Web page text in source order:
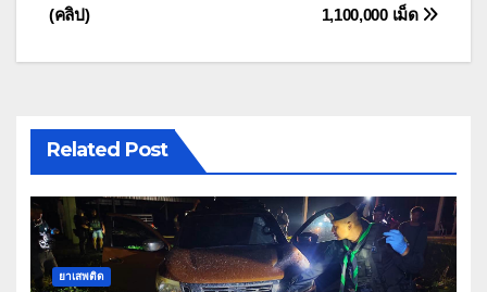
1,100,000 เม็ด
(คลิป)
Related Post
ยาเสพติด